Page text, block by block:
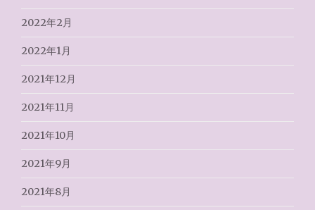
2022年2月
2022年1月
2021年12月
2021年11月
2021年10月
2021年9月
2021年8月